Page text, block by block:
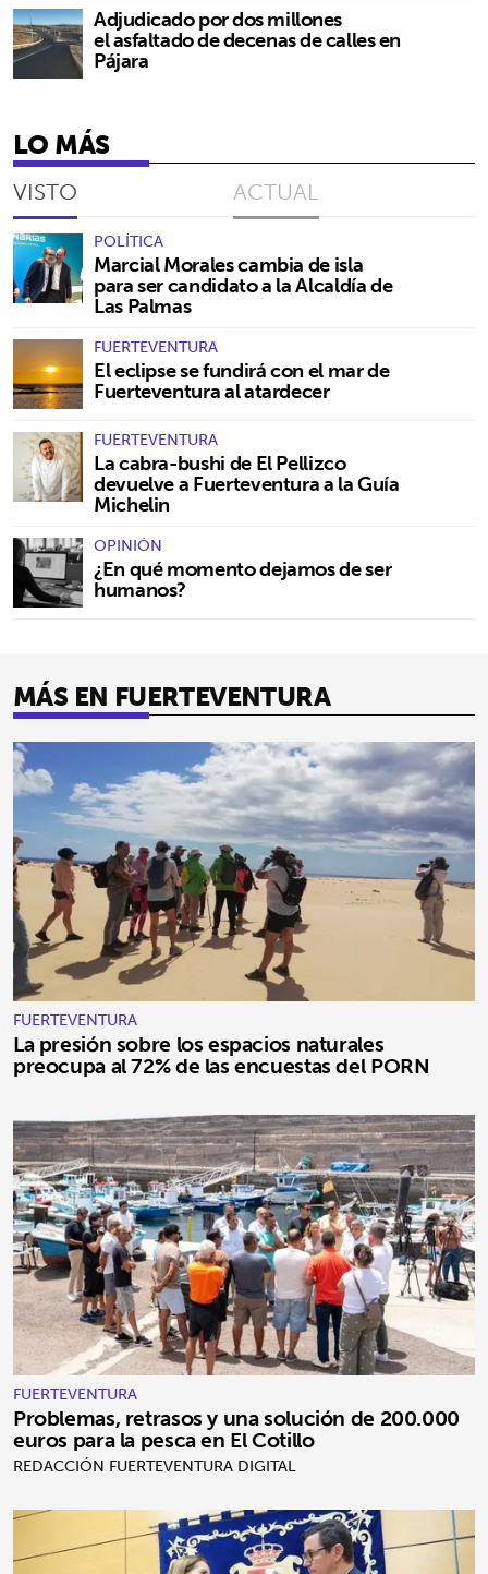
Adjudicado por dos millones
el asfaltado de decenas de calles en
Pájara
LO MÁS
VISTO ACTUAL
POLÍTICA
Marcial Morales cambia de isla
para ser candidato a la Alcaldía de
Las Palmas
FUERTEVENTURA
El eclipse se fundirá con el mar de
Fuerteventura al atardecer
FUERTEVENTURA
La cabra-bushi de El Pellizco
devuelve a Fuerteventura a la Guía
Michelin
OPINIÓN
¿En qué momento dejamos de ser
humanos?
MÁS EN FUERTEVENTURA
FUERTEVENTURA
La presión sobre los espacios naturales
preocupa al 72% de las encuestas del PORN
FUERTEVENTURA
Problemas, retrasos y una solución de 200.000
euros para la pesca en El Cotillo
REDACCIÓN FUERTEVENTURA DIGITAL